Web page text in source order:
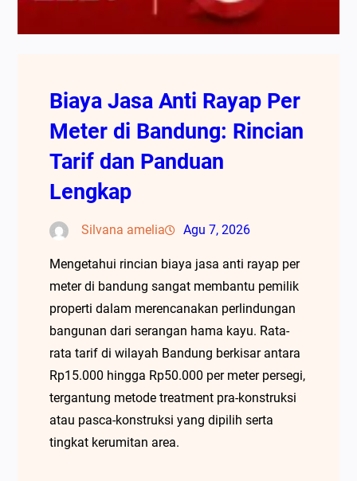
Biaya Jasa Anti Rayap Per
Meter di Bandung: Rincian
Tarif dan Panduan
Lengkap
Silvana amelia Agu 7, 2026
Mengetahui rincian biaya jasa anti rayap per
meter di bandung sangat membantu pemilik
properti dalam merencanakan perlindungan
bangunan dari serangan hama kayu. Rata-
rata tarif di wilayah Bandung berkisar antara
Rp15.000 hingga Rp50.000 per meter persegi,
tergantung metode treatment pra-konstruksi
atau pasca-konstruksi yang dipilih serta
tingkat kerumitan area.